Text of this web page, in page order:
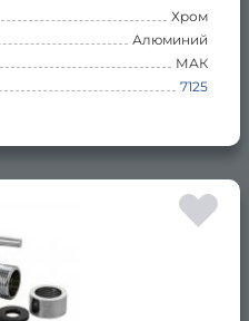
Хром
Алюминий
МАК
7125